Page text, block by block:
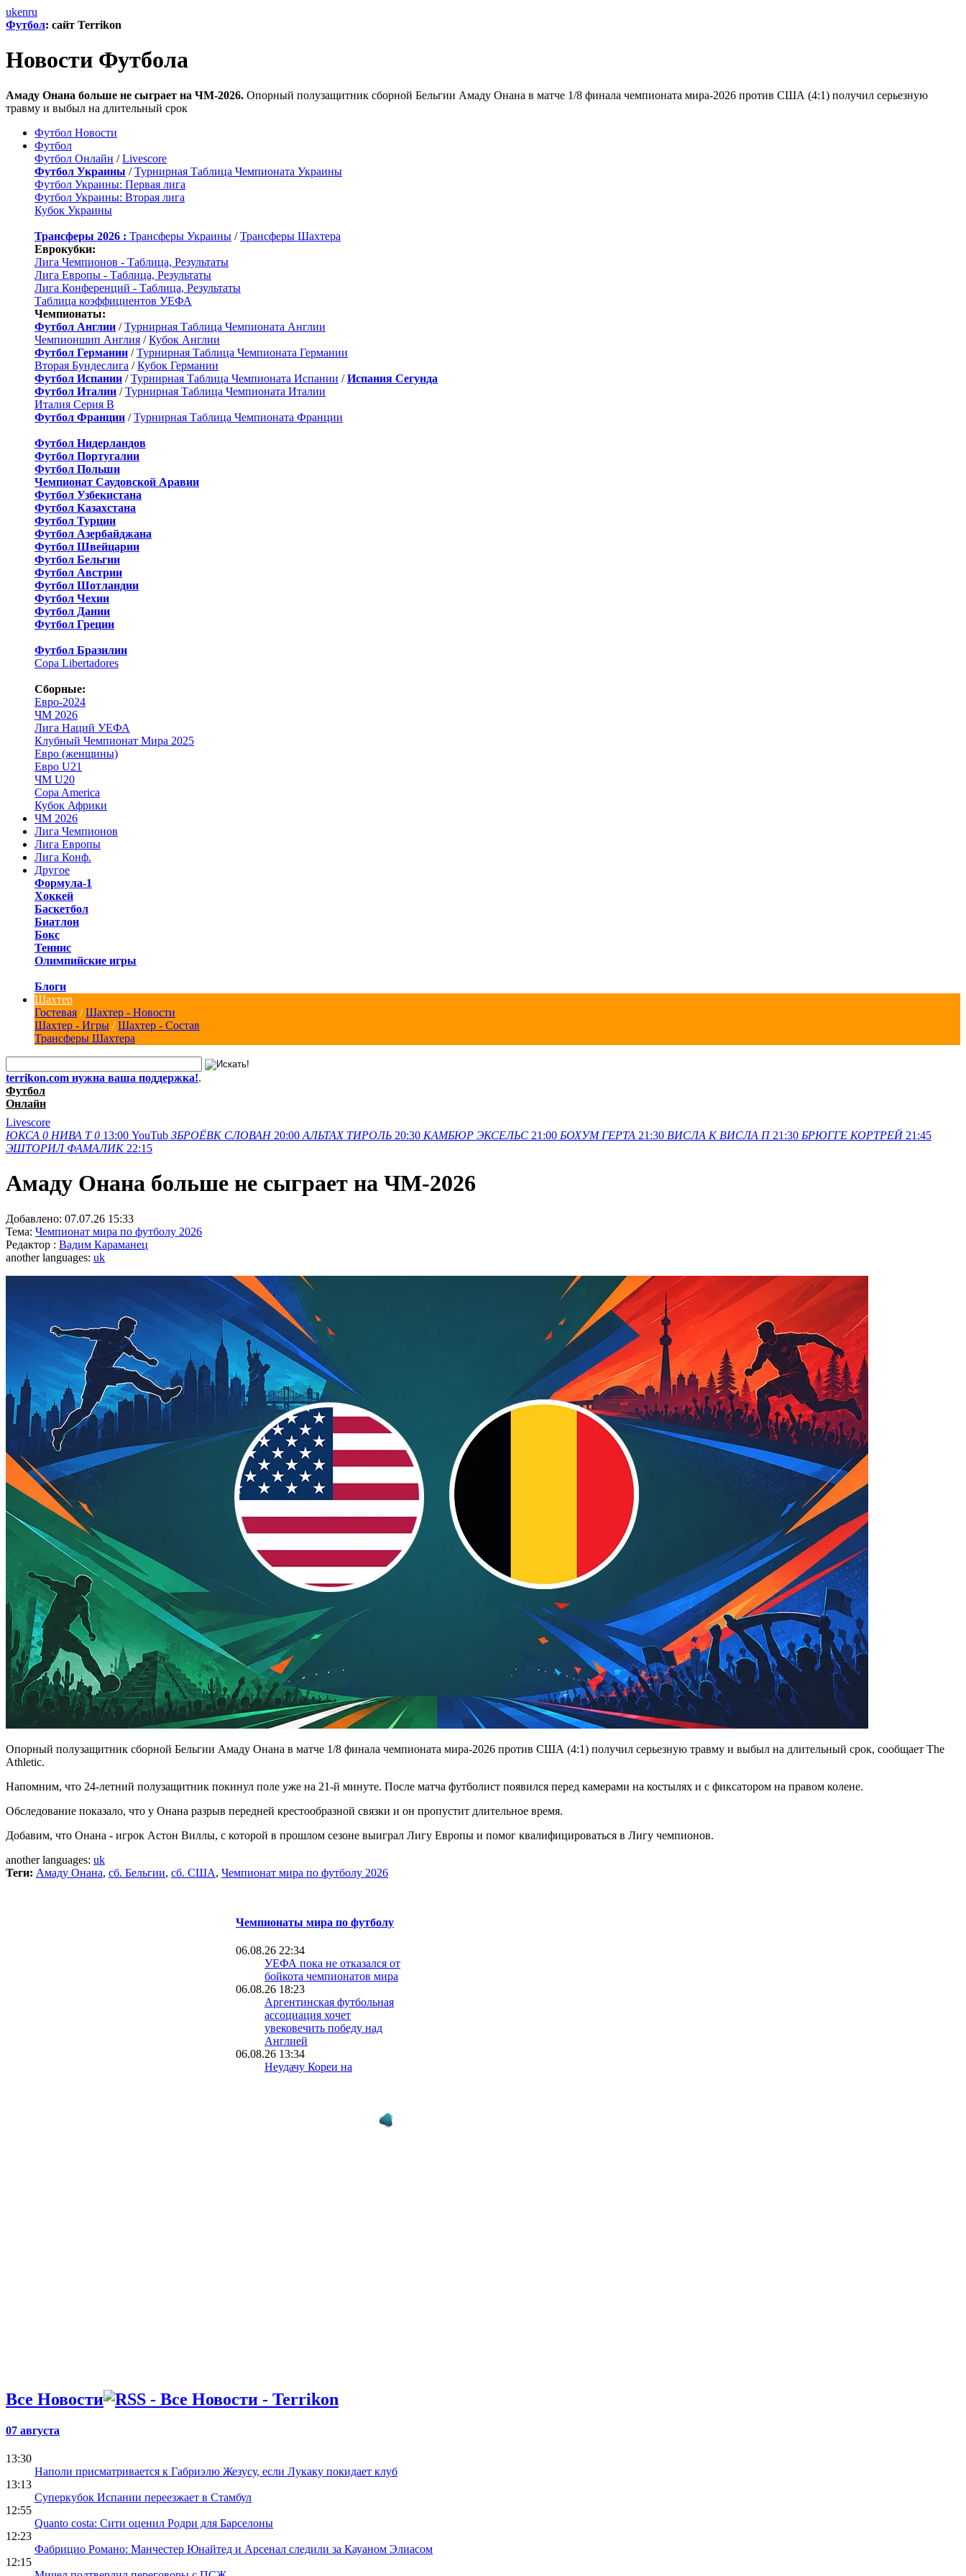
ukenru
Футбол: сайт Terrikon
Новости Футбола
Амаду Онана больше не сыграет на ЧМ-2026. Опорный полузащитник сборной Бельгии Амаду Онана в матче 1/8 финала чемпионата мира-2026 против США (4:1) получил серьезную
травму и выбыл на длительный срок
Футбол Новости
Футбол
Футбол Онлайн /Livescore
Футбол Украины /Турнирная Таблица Чемпионата Украины
Футбол Украины: Первая лига
Футбол Украины: Вторая лига
Кубок Украины
Трансферы 2026 : Трансферы Украины /Трансферы Шахтера
Еврокубки:
Лига Чемпионов - Таблица, Результаты
Лига Европы - Таблица, Результаты
Лига Конференций - Таблица, Результаты
Таблица коэффициентов УЕФА
Чемпионаты:
Футбол Англии /Турнирная Таблица Чемпионата Англии
Чемпионшип Англия /Кубок Англии
Футбол Германии /Турнирная Таблица Чемпионата Германии
Вторая Бундеслига /Кубок Германии
Футбол Испании /Турнирная Таблица Чемпионата Испании /Испания Сегунда
Футбол Италии /Турнирная Таблица Чемпионата Италии
Италия Серия B
Футбол Франции /Турнирная Таблица Чемпионата Франции
Футбол Нидерландов
Футбол Португалии
Футбол Польши
Чемпионат Саудовской Аравии
Футбол Узбекистана
Футбол Казахстана
Футбол Турции
Футбол Азербайджана
Футбол Швейцарии
Футбол Бельгии
Футбол Австрии
Футбол Шотландии
Футбол Чехии
Футбол Дании
Футбол Греции
Футбол Бразилии
Copa Libertadores
Сборные:
Евро-2024
ЧМ 2026
Лига Наций УЕФА
Клубный Чемпионат Мира 2025
Евро (женщины)
Евро U21
ЧМ U20
Copa America
Кубок Африки
ЧМ 2026
Лига Чемпионов
Лига Европы
Лига Конф.
Другое
Формула-1
Хоккей
Баскетбол
Биатлон
Бокс
Теннис
Олимпийские игры
Блоги
Шахтер
Гостевая /Шахтер - Новости
Шахтер - Игры /Шахтер - Состав
Трансферы Шахтера
terrikon.com нужна ваша поддержка!.
Футбол
Онлайн
Livescore
ЮКСА 0 НИВА Т 0 13:00 YouTub ЗБРОЁВК СЛОВАН 20:00 АЛЬТАХ ТИРОЛЬ 20:30 КАМБЮР ЭКСЕЛЬС 21:00 БОХУМ ГЕРТА 21:30 ВИСЛА K ВИСЛА П 21:30 БРЮГГЕ КОРТРЕЙ 21:45
ЭШТОРИЛ ФАМАЛИК 22:15
Амаду Онана больше не сыграет на ЧМ-2026
Добавлено: 07.07.26 15:33
Тема: Чемпионат мира по футболу 2026
Редактор : Вадим Караманец
another languages: uk
Опорный полузащитник сборной Бельгии Амаду Онана в матче 1/8 финала чемпионата мира-2026 против США (4:1) получил серьезную травму и выбыл на длительный срок, сообщает The
Athletic.
Напомним, что 24-летний полузащитник покинул поле уже на 21-й минуте. После матча футболист появился перед камерами на костылях и с фиксатором на правом колене.
Обследование показало, что у Онана разрыв передней крестообразной связки и он пропустит длительное время.
Добавим, что Онана - игрок Астон Виллы, с которой в прошлом сезоне выиграл Лигу Европы и помог квалифицироваться в Лигу чемпионов.
another languages: uk
Теги: Амаду Онана, сб. Бельгии, сб. США, Чемпионат мира по футболу 2026
Чемпионаты мира по футболу
06.08.26 22:34
УЕФА пока не отказался от
бойкота чемпионатов мира
06.08.26 18:23
Аргентинская футбольная
ассоциация хочет
увековечить победу над
Англией
06.08.26 13:34
Неудачу Кореи на
Все Новости
07 августа
13:30
Наполи присматривается к Габриэлю Жезусу, если Лукаку покидает клуб
13:13
Суперкубок Испании переезжает в Стамбул
12:55
Quanto costa: Сити оценил Родри для Барселоны
12:23
Фабрицио Романо: Манчестер Юнайтед и Арсенал следили за Кауаном Элиасом
12:15